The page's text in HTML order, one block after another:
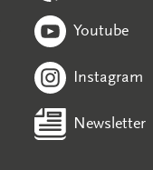
Youtube
Instagram
Newsletter